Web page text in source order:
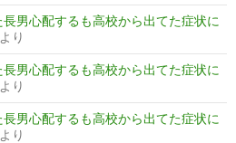
男心配するも高校から出てた症状に
より
男心配するも高校から出てた症状に
より
男心配するも高校から出てた症状に
より